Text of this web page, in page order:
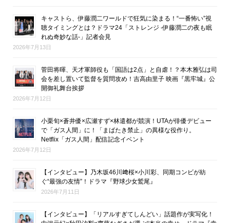
キャストら、伊藤潤二ワールドで狂気に染まる！“一番怖い”視
聴タイミングとは？ドラマ24「ストレンジ -伊藤潤二の夜も眠
れぬ奇妙な話-」記者会見
2026年7月13日
菅田将暉、天才軍師役も「国語は2点」と自虐！？本木雅弘は司
会を差し置いて監督を質問攻め！吉高由里子 映画『黒牢城』公
開御礼舞台挨拶
2026年7月12日
小栗旬×蒼井優×広瀬すず×林遣都が競演！UTAが俳優デビュー
で「ガス人間」に！「まばたき禁止」の異様な役作り。
Netflix「ガス人間」配信記念イベント
2026年7月12日
【インタビュー】乃木坂46川﨑桜×小川彩、同期コンビが紡
ぐ“最強の友情”！ドラマ『野球少女鷲尾』
2026年7月11日
【インタビュー】「リアルすぎてしんどい」話題作が実写化！